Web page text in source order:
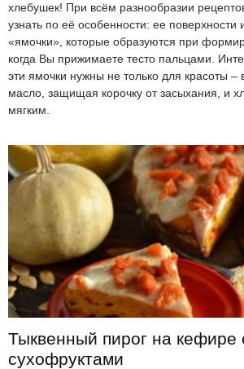
хлебушек! При всём разнообразии
узнать по её особенности: ее
«ямочки», которые образуются при
когда Вы прижимаете тесто пальцами.
эти ямочки нужны не только для красоты –
масло, защищая корочку от засыхания, и
мягким.
Тыквенный пирог на кефире
сухофруктами